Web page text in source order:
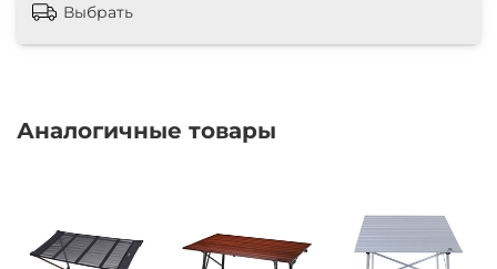
Выбрать
Аналогичные товары